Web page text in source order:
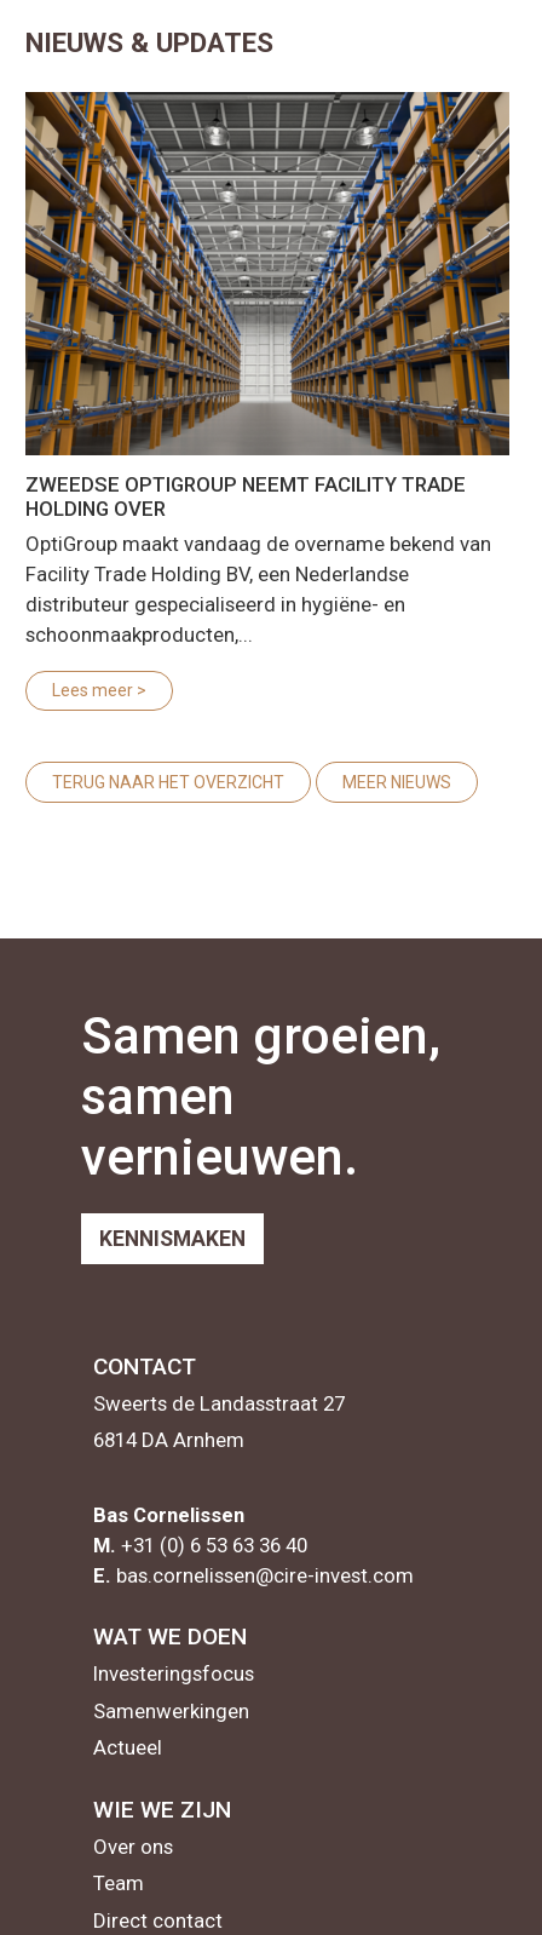
NIEUWS & UPDATES
ZWEEDSE OPTIGROUP NEEMT FACILITY TRADE
HOLDING OVER
OptiGroup maakt vandaag de overname bekend van
Facility Trade Holding BV, een Nederlandse
distributeur gespecialiseerd in hygiëne- en
schoonmaakproducten,...
Lees meer >
TERUG NAAR HET OVERZICHT MEER NIEUWS
Samen groeien,
samen
vernieuwen.
KENNISMAKEN
CONTACT
Sweerts de Landasstraat 27
6814 DA Arnhem
Bas Cornelissen
M. +31 (0) 6 53 63 36 40
E. bas.cornelissen@cire-invest.com
WAT WE DOEN
Investeringsfocus
Samenwerkingen
Actueel
WIE WE ZIJN
Over ons
Team
Direct contact